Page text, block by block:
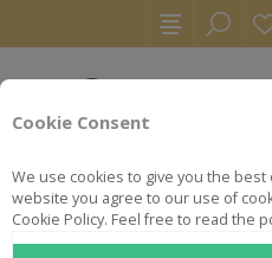
Cookie Consent
We use cookies to give you the
website you agree to our use of
Cookie Policy. Feel free to read the